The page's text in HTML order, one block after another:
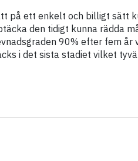
på ett enkelt och billigt sätt
den tidigt kunna rädda
90% efter fem år
i det sista stadiet vilket